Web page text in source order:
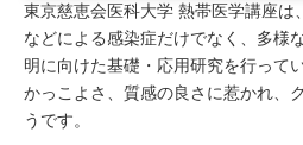
東京慈恵会医科大学 熱帯医学講座は
などによる感染症だけでなく、多様
明に向けた基礎・応用研究を行ってい
かっこよさ、質感の良さに惹かれ、
うです。